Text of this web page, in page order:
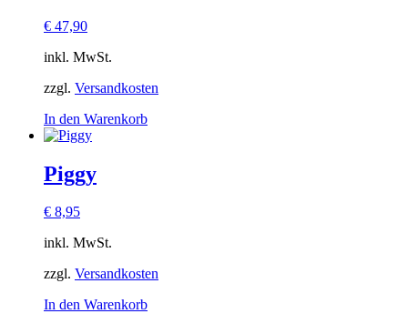
€ 47,90
inkl. MwSt.
zzgl. Versandkosten
In den Warenkorb
Piggy
€ 8,95
inkl. MwSt.
zzgl. Versandkosten
In den Warenkorb